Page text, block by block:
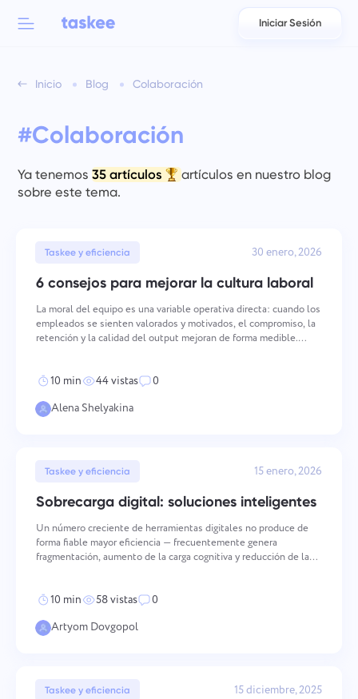
العربية
Azərbaycan
日本語
Deutsch
English
Español
हिन्दी
Italiano
Iniciar Sesión
Inicio Blog Colaboración
#Colaboración
Ya tenemos 35 artículos
artículos en nuestro blog
sobre este tema.
Taskee y eficiencia 30 enero, 2026
6 consejos para mejorar la cultura laboral
La moral del equipo es una variable operativa directa: cuando los
empleados se sienten valorados y motivados, el compromiso, la
retención y la calidad del output mejoran de forma medible.
10 min 44 vistas
0
Alena Shelyakina
Taskee y eficiencia 15 enero, 2026
Sobrecarga digital: soluciones inteligentes
Un número creciente de herramientas digitales no produce de
forma fiable mayor eficiencia — frecuentemente genera
fragmentación, aumento de la carga cognitiva y reducción de la
10 min 58 vistas
0
Artyom Dovgopol
Taskee y eficiencia 15 diciembre, 2025
Funciones de Taskee
Ver todas las funciones
Tiempo de seguimiento
Rastrear el tiempo de las tareas, supervisar a los compañeros
y agregar tiempo manualmente.
Cree una tarea, trabaje con compañeros y ciérrela cuando
esté completa
Distribuya recursos usando informes sobre el tiempo
Tablero Kanban
Gestione las tareas en el tablero Kanban, filtre tareas y
Gestión de proyectos
Para equipos
Industrias